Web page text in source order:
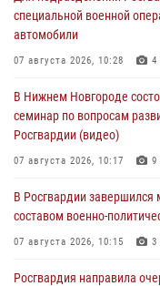
специальной военной
автомобили
07 августа 2026, 10:28 4
В Нижнем Новгороде
семинар по вопросам
Росгвардии (видео)
07 августа 2026, 10:17 9
В Росгвардии
составом военно-
07 августа 2026, 10:15 3
Росгвардия направила